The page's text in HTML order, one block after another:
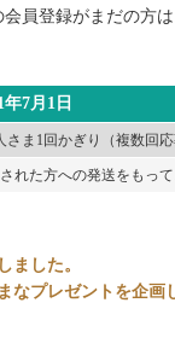
会員登録がまだの方
年7月1日
さま1回かぎり（複数回応
れた方への発送をもっ
ました。
なプレゼントを企画